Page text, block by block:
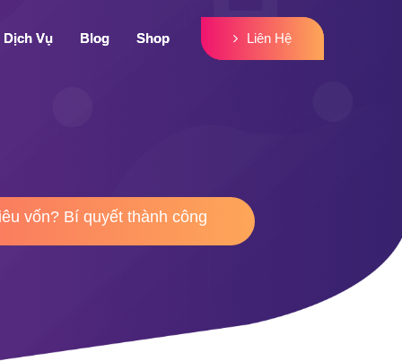
Liên Hệ
Dịch Vụ Blog Shop Liên Hệ
Dịch Vụ Blog Shop
vốn? Bí quyết thành công